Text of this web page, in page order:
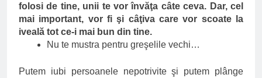
folosi de tine, unii te vor învăţa câte ceva. Dar, cel
mai important, vor fi şi câţiva care vor scoate la
iveală tot ce-i mai bun din tine.
Nu te mustra pentru greşelile vechi…
Putem iubi persoanele nepotrivite şi putem plânge